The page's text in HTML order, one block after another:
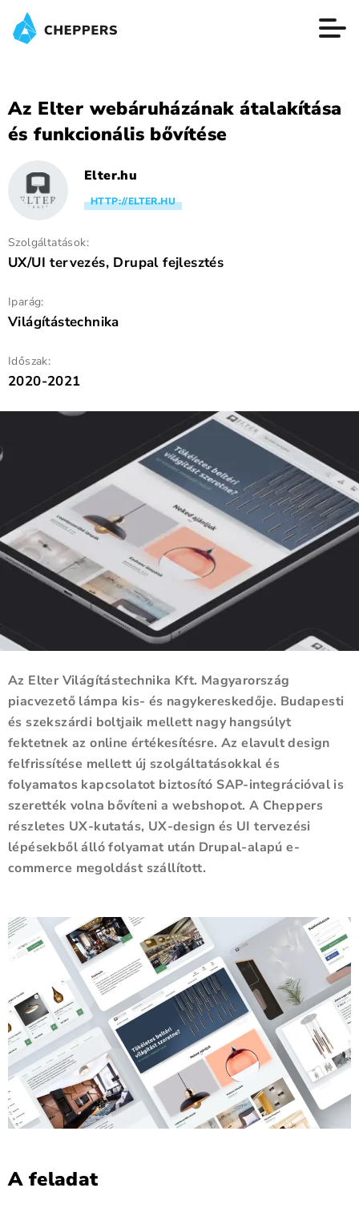
Az Elter webáruházának átalakítása
és funkcionális bővítése
Elter.hu
HTTP://ELTER.HU
Szolgáltatások:
UX/UI tervezés, Drupal fejlesztés
Iparág:
Világítástechnika
Időszak:
2020-2021
Az Elter Világítástechnika Kft. Magyarország
piacvezető lámpa kis- és nagykereskedője. Budapesti
és szekszárdi boltjaik mellett nagy hangsúlyt
fektetnek az online értékesítésre. Az elavult design
felfrissítése mellett új szolgáltatásokkal és
folyamatos kapcsolatot biztosító SAP-integrációval is
szerették volna bővíteni a webshopot. A Cheppers
részletes UX-kutatás, UX-design és UI tervezési
lépésekből álló folyamat után Drupal-alapú e-
commerce megoldást szállított.
A feladat